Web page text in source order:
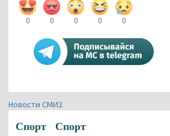
0 0 0 0 0
Новости СМИ2
Спорт Спорт